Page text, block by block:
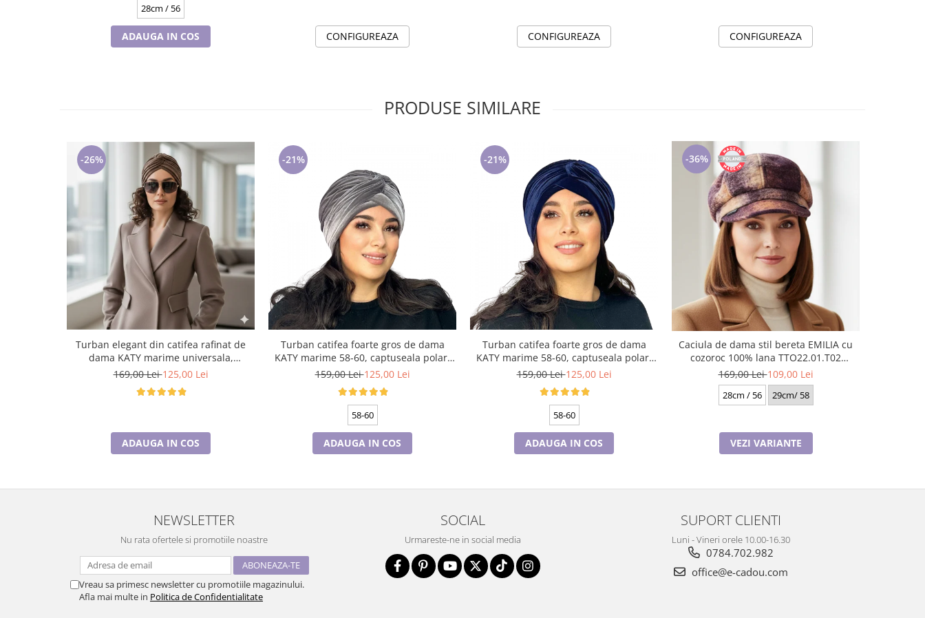
28cm / 56
ADAUGA IN COS CONFIGUREAZA CONFIGUREAZA CONFIGUREAZA
PRODUSE SIMILARE
-26%
Turban elegant din catifea rafinat de
dama KATY marime universala,
captuseala polar, culoare maro Sequoia
169,00 Lei125,00 Lei
ADAUGA IN COS
-21%
Turban catifea foarte gros de dama
KATY marime 58-60, captuseala polar,
culoare gri deschis
159,00 Lei125,00 Lei
58-60
ADAUGA IN COS
-21%
Turban catifea foarte gros de dama
KATY marime 58-60, captuseala polar,
culoare bleomarin
159,00 Lei125,00 Lei
58-60
ADAUGA IN COS
-36%
Caciula de dama stil bereta EMILIA cu
cozoroc 100% lana TTO22.01.T02
Rabionek Polonia
169,00 Lei109,00 Lei
28cm / 56 29cm/ 58
VEZI VARIANTE
NEWSLETTER
Nu rata ofertele si promotiile noastre
Vreau sa primesc newsletter cu promotiile magazinului.
Afla mai multe in Politica de Confidentialitate
SOCIAL
Urmareste-ne in social media
SUPORT CLIENTI
Luni - Vineri orele 10.00-16.30
0784.702.982
office@e-cadou.com